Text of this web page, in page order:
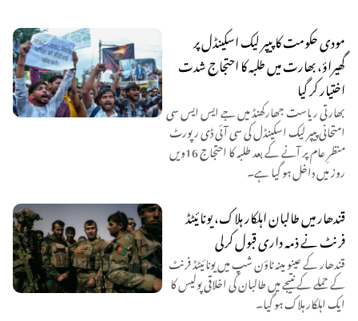
مودی حکومت کا پیپر لیک اسکینڈل پر
گھیراؤ، بھارت میں طلبہ کا احتجاج شدت
اختیار کر گیا
بھارتی ریاست جھارکھنڈ میں جے ایس ایس سی
امتحانی پیپر لیک اسکینڈل کی سی آئی ڈی رپورٹ
منظرِ عام پر آنے کے بعد طلبہ کا احتجاج 16ویں
روز میں داخل ہو گیا ہے۔
قندھار میں طالبان اہلکار ہلاک، یونائیٹڈ
فرنٹ نے ذمہ داری قبول کرلی
قندھار کے عینو مینہ ٹاؤن شپ میں یونائیٹڈ فرنٹ
کے حملے کے نتیجے میں طالبان کی اخلاقی پولیس کا
ایک اہلکار ہلاک ہو گیا۔